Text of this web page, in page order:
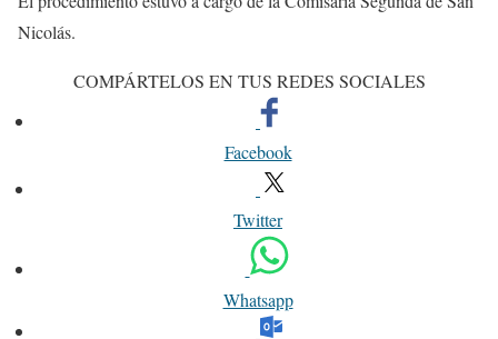
Nicolás.
COMPÁRTELOS EN TUS REDES SOCIALES
Facebook
Twitter
Whatsapp